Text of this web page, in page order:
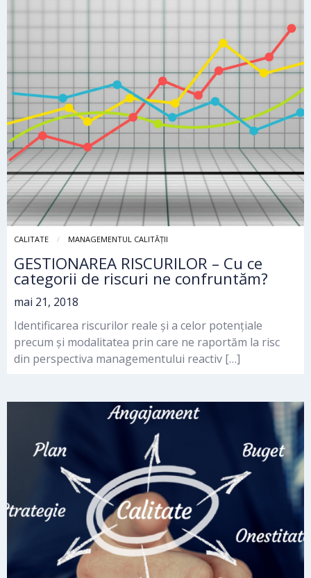
CALITATE MANAGEMENTUL CALITĂȚII
GESTIONAREA RISCURILOR – Cu ce
categorii de riscuri ne confruntăm?
mai 21, 2018
Identificarea riscurilor reale și a celor potențiale
precum și modalitatea prin care ne raportăm la risc
din perspectiva managementului reactiv […]